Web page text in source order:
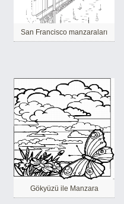
San Francisco manzaraları
Gökyüzü ile Manzara